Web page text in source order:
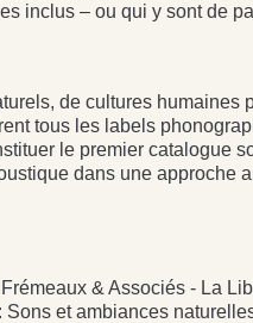
inclus – ou qui y sont de
de cultures humaines
tous les labels
le premier catalogue
dans une approche
& Associés - La
et ambiances